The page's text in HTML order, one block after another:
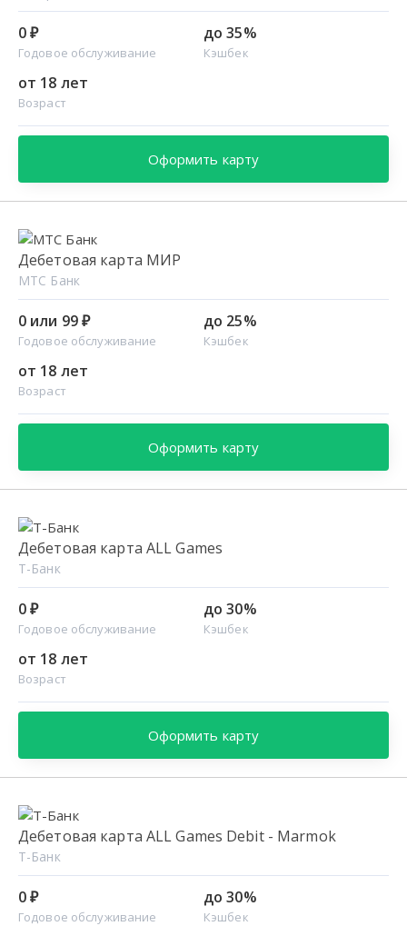
0 ₽
Годовое обслуживание
до 35%
Кэшбек
от 18 лет
Возраст
Оформить карту
Дебетовая карта МИР
МТС Банк
0 или 99 ₽
Годовое обслуживание
до 25%
Кэшбек
от 18 лет
Возраст
Оформить карту
Дебетовая карта ALL Games
Т-Банк
0 ₽
Годовое обслуживание
до 30%
Кэшбек
от 18 лет
Возраст
Оформить карту
Дебетовая карта ALL Games Debit - Marmok
Т-Банк
0 ₽
Годовое обслуживание
до 30%
Кэшбек